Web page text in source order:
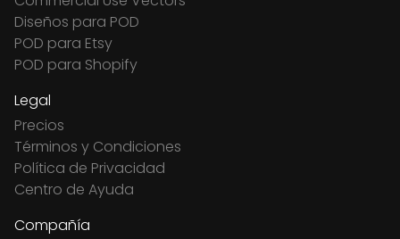
Diseños para POD
POD para Etsy
POD para Shopify
Legal
Precios
Términos y Condiciones
Política de Privacidad
Centro de Ayuda
Compañía